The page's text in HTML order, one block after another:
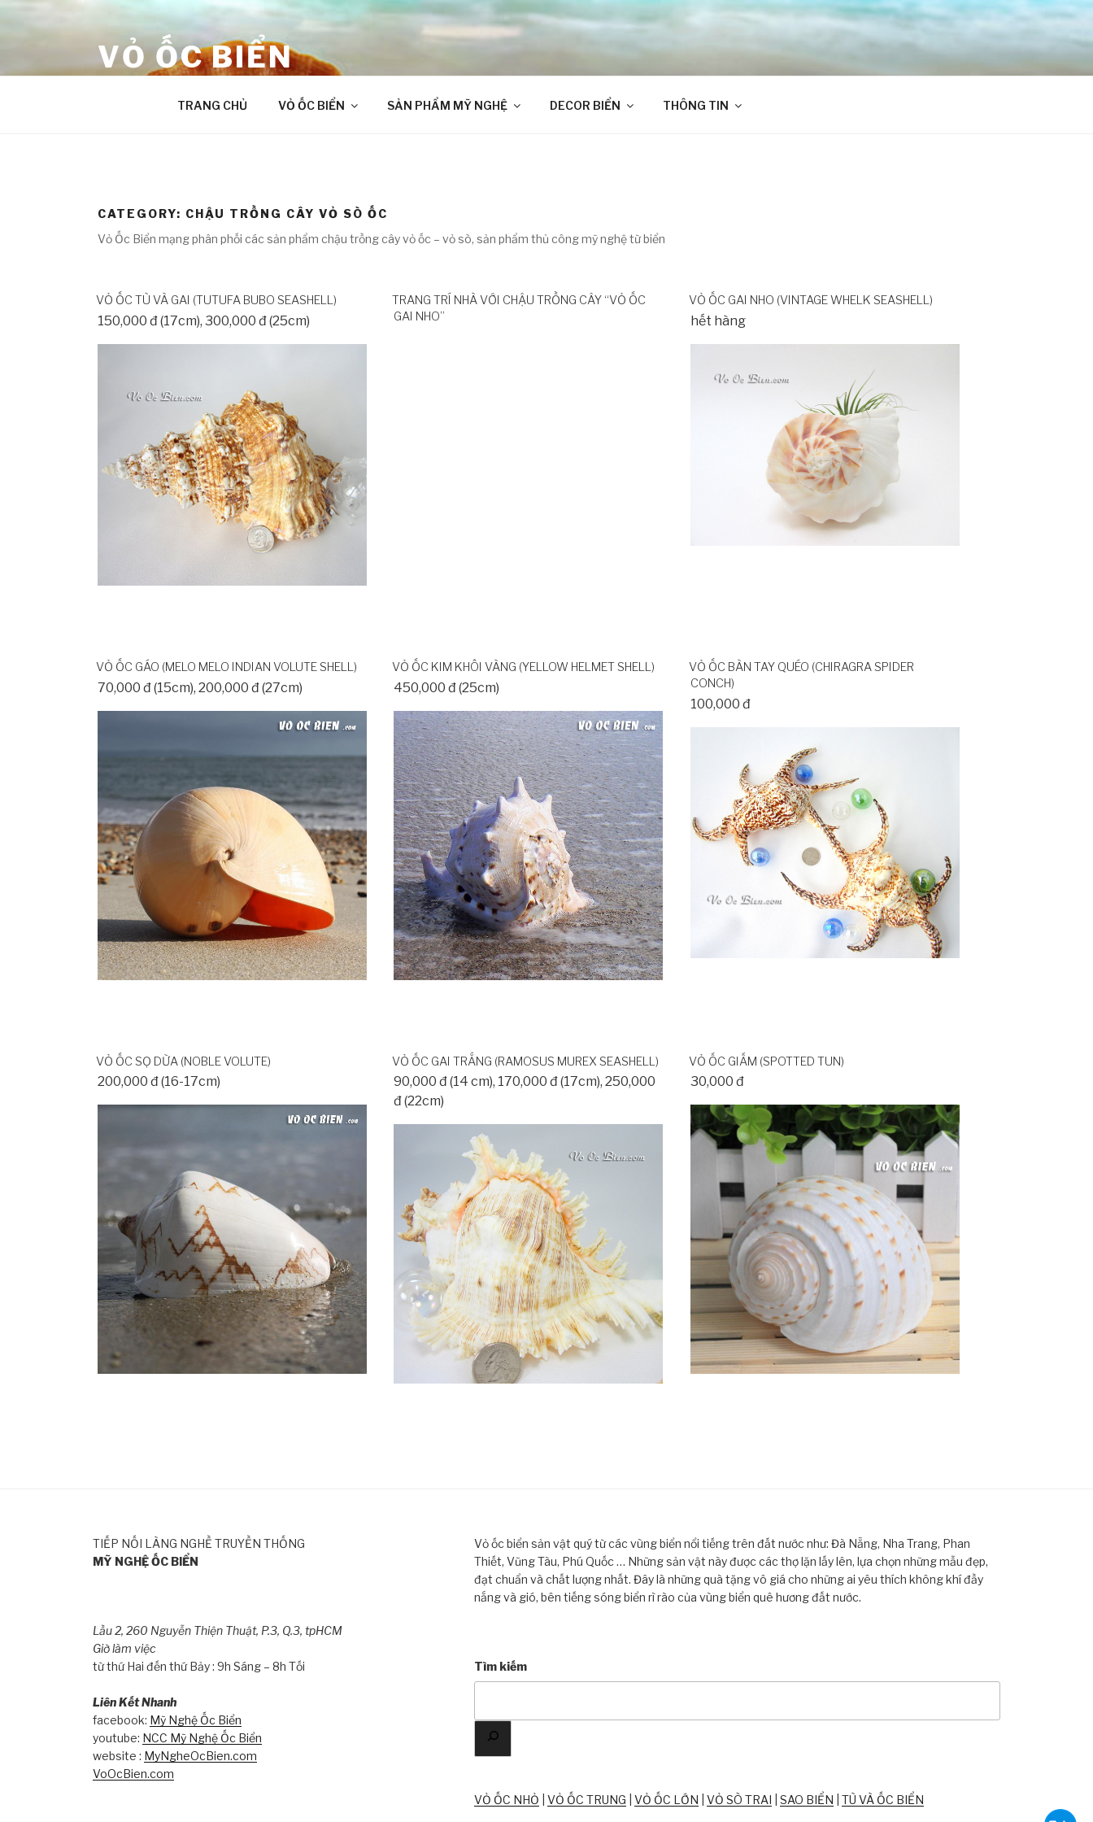
VỎ ỐC BIỂN
TRANG CHỦ VỎ ỐC BIỂN SẢN PHẨM MỸ NGHỆ DECOR BIỂN THÔNG TIN
CATEGORY: CHẬU TRỒNG CÂY VỎ SÒ ỐC
Vỏ Ốc Biển mạng phân phối các sản phẩm chậu trồng cây vỏ ốc – vỏ sò, sản phẩm thủ công mỹ nghệ từ biển
VỎ ỐC TÙ VÀ GAI (TUTUFA BUBO SEASHELL)
150,000 đ (17cm), 300,000 đ (25cm)
TRANG TRÍ NHÀ VỚI CHẬU TRỒNG CÂY “VỎ ỐC
GAI NHO”
VỎ ỐC GAI NHO (VINTAGE WHELK SEASHELL)
hết hàng
VỎ ỐC GÁO (MELO MELO INDIAN VOLUTE SHELL)
70,000 đ (15cm), 200,000 đ (27cm)
VỎ ỐC KIM KHÔI VÀNG (YELLOW HELMET SHELL)
450,000 đ (25cm)
VỎ ỐC BÀN TAY QUÉO (CHIRAGRA SPIDER
CONCH)
100,000 đ
VỎ ỐC SỌ DỪA (NOBLE VOLUTE)
200,000 đ (16-17cm)
VỎ ỐC GAI TRẮNG (RAMOSUS MUREX SEASHELL)
90,000 đ (14 cm), 170,000 đ (17cm), 250,000
đ (22cm)
VỎ ỐC GIẤM (SPOTTED TUN)
30,000 đ
TIẾP NỐI LÀNG NGHỀ TRUYỀN THỐNG
MỸ NGHỆ ỐC BIỂN
Lầu 2, 260 Nguyễn Thiện Thuật, P.3, Q.3, tpHCM
Giờ làm việc
từ thứ Hai đến thứ Bảy : 9h Sáng – 8h Tối
Liên Kết Nhanh
facebook: Mỹ Nghệ Ốc Biển
youtube: NCC Mỹ Nghệ Ốc Biển
website : MyNgheOcBien.com
VoOcBien.com
Vỏ ốc biển sản vật quý từ các vùng biển nổi tiếng trên đất nước như: Đà Nẵng, Nha Trang, Phan
Thiết, Vũng Tàu, Phú Quốc … Những sản vật này được các thợ lặn lấy lên, lựa chọn những mẫu đẹp,
đạt chuẩn và chất lượng nhất. Đây là những quà tặng vô giá cho những ai yêu thích không khí đầy
nắng và gió, bên tiếng sóng biển rì rào của vùng biển quê hương đất nước.
Tìm kiếm
VỎ ỐC NHỎ VỎ ỐC TRUNG VỎ ỐC LỚN VỎ SÒ TRAI SAO BIỂN TÙ VÀ ỐC BIỂN